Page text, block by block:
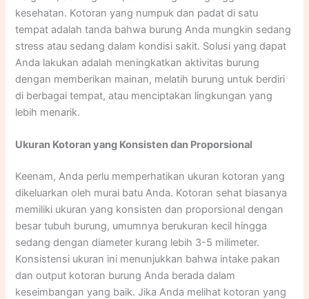
kesehatan. Kotoran yang numpuk dan padat di satu
tempat adalah tanda bahwa burung Anda mungkin sedang
stress atau sedang dalam kondisi sakit. Solusi yang dapat
Anda lakukan adalah meningkatkan aktivitas burung
dengan memberikan mainan, melatih burung untuk berdiri
di berbagai tempat, atau menciptakan lingkungan yang
lebih menarik.​
Ukuran Kotoran yang Konsisten dan Proporsional
Keenam, Anda perlu memperhatikan ukuran kotoran yang
dikeluarkan oleh murai batu Anda. Kotoran sehat biasanya
memiliki ukuran yang konsisten dan proporsional dengan
besar tubuh burung, umumnya berukuran kecil hingga
sedang dengan diameter kurang lebih 3-5 milimeter.
Konsistensi ukuran ini menunjukkan bahwa intake pakan
dan output kotoran burung Anda berada dalam
keseimbangan yang baik. Jika Anda melihat kotoran yang